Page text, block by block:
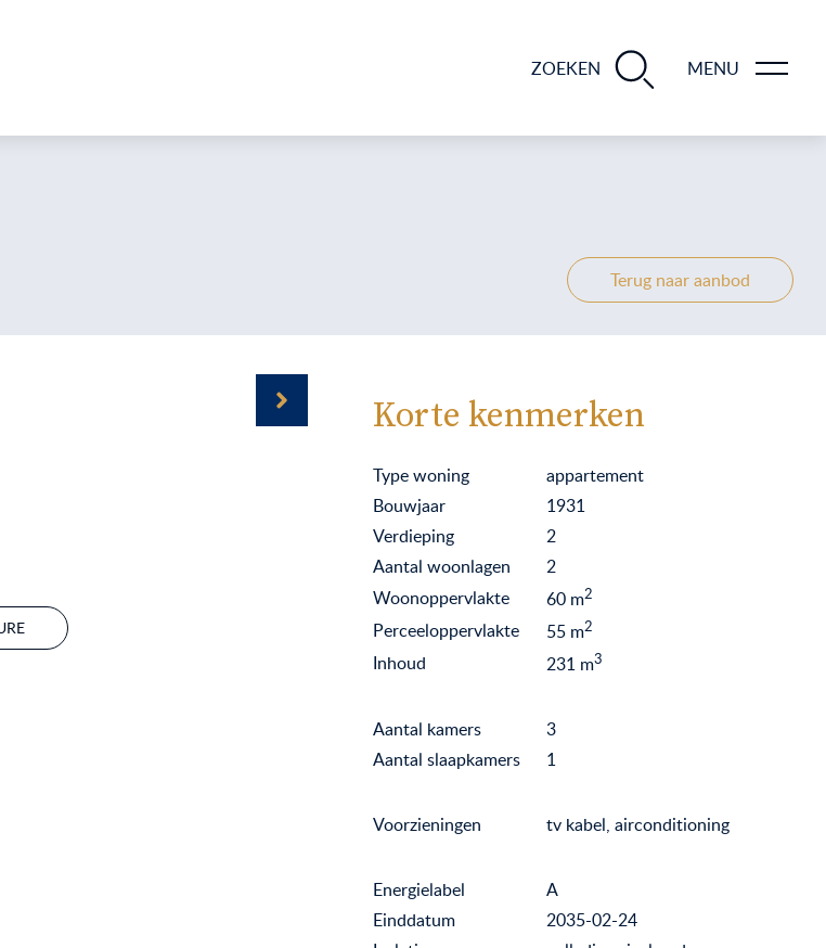
ZOEKEN MENU
Terug naar aanbod
Korte kenmerken
Type woning
appartement
Bouwjaar
1931
Verdieping
2
Aantal woonlagen
2
Woonoppervlakte
60 m2
Perceeloppervlakte 55 m2
Inhoud 231 m3
Aantal kamers
3
Aantal slaapkamers
1
Voorzieningen tv kabel, airconditioning
Energielabel
A
Einddatum
2035-02-24